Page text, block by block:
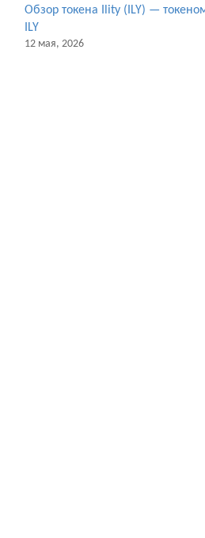
Обзор токена Ility (ILY) —
ILY
12 мая, 2026